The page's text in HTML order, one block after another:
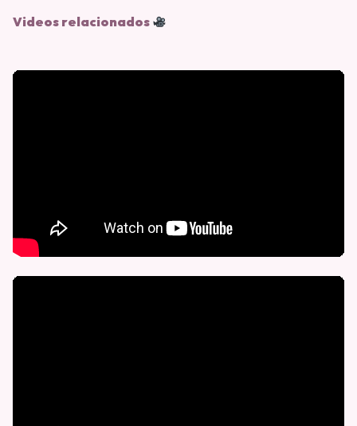
Videos relacionados